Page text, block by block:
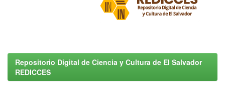
Repositorio Digital de Ciencia y Cultura de El Salvador
REDICCES